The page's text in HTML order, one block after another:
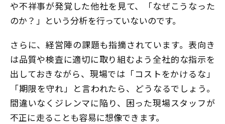
や不祥事が発覚した他社を見て、「なぜこうなった
のか？」という分析を行っていないのです。
さらに、経営陣の課題も指摘されています。表向き
は品質や検査に適切に取り組むよう全社的な指示を
出しておきながら、現場では「コストをかけるな」
「期限を守れ」と言われたら、どうなるでしょう。
間違いなくジレンマに陥り、困った現場スタッフが
不正に走ることも容易に想像できます。